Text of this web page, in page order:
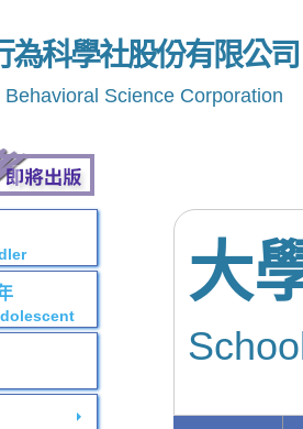
為科學社股份有限公司
Behavioral Science Corporation
大